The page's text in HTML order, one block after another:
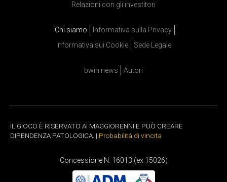
Relazioni con gli investitori
Chi siamo
Informativa sulla Privacy
Informativa sui Cookie
Sede Legale
bwin news Autori
IL GIOCO È RISERVATO AI MAGGIORENNI E PUÒ CREARE
DIPENDENZA PATOLOGICA. | Probabilità di vincita
Concessione N. 16013 (ex 15026)